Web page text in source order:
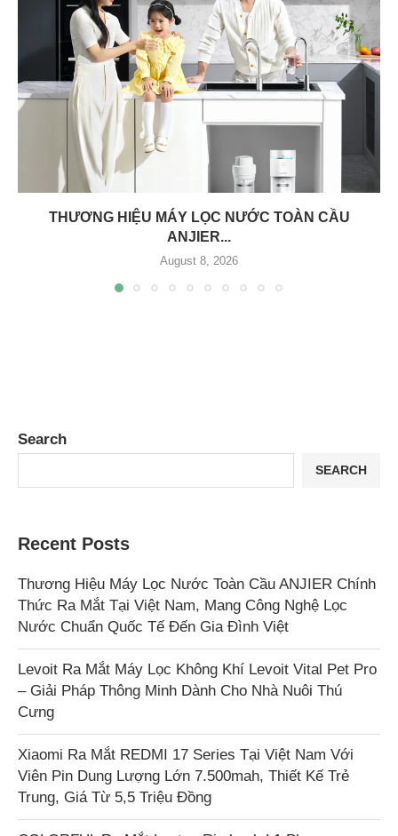
THƯƠNG HIỆU MÁY LỌC NƯỚC TOÀN CẦU
ANJIER...
August 8, 2026
Search
SEARCH
Recent Posts
Thương Hiệu Máy Lọc Nước Toàn Cầu ANJIER Chính
Thức Ra Mắt Tại Việt Nam, Mang Công Nghệ Lọc
Nước Chuẩn Quốc Tế Đến Gia Đình Việt
Levoit Ra Mắt Máy Lọc Không Khí Levoit Vital Pet Pro
– Giải Pháp Thông Minh Dành Cho Nhà Nuôi Thú
Cưng
Xiaomi Ra Mắt REDMI 17 Series Tại Việt Nam Với
Viên Pin Dung Lượng Lớn 7.500mah, Thiết Kế Trẻ
Trung, Giá Từ 5,5 Triệu Đồng